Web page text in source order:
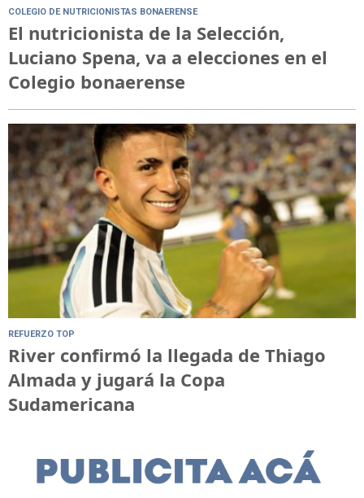
COLEGIO DE NUTRICIONISTAS BONAERENSE
El nutricionista de la Selección,
Luciano Spena, va a elecciones en el
Colegio bonaerense
REFUERZO TOP
River confirmó la llegada de Thiago
Almada y jugará la Copa
Sudamericana